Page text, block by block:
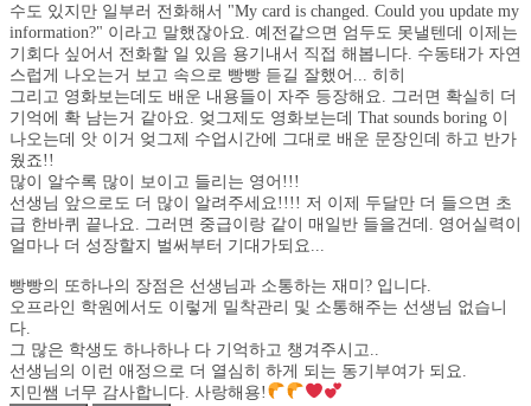
수도 있지만 일부러 전화해서 "My card is changed. Could you update my
information?" 이라고 말했잖아요. 예전같으면 엄두도 못낼텐데 이제는
기회다 싶어서 전화할 일 있음 용기내서 직접 해봅니다. 수동태가 자연
스럽게 나오는거 보고 속으로 빵빵 듣길 잘했어... 히히
그리고 영화보는데도 배운 내용들이 자주 등장해요. 그러면 확실히 더
기억에 확 남는거 같아요. 엊그제도 영화보는데 That sounds boring 이
나오는데 앗 이거 엊그제 수업시간에 그대로 배운 문장인데 하고 반가
웠죠!!
많이 알수록 많이 보이고 들리는 영어!!!
선생님 앞으로도 더 많이 알려주세요!!!! 저 이제 두달만 더 들으면 초
급 한바퀴 끝나요. 그러면 중급이랑 같이 매일반 들을건데. 영어실력이
얼마나 더 성장할지 벌써부터 기대가되요...
빵빵의 또하나의 장점은 선생님과 소통하는 재미? 입니다.
오프라인 학원에서도 이렇게 밀착관리 및 소통해주는 선생님 없습니
다.
그 많은 학생도 하나하나 다 기억하고 챙겨주시고..
선생님의 이런 애정으로 더 열심히 하게 되는 동기부여가 되요.
지민쌤 너무 감사합니다. 사랑해용!